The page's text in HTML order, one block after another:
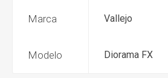
Marca Vallejo
Modelo Diorama FX